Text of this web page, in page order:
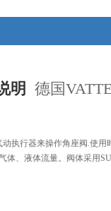
明 德国
执行器来操作角座阀.使
、液体流量。阀体采用